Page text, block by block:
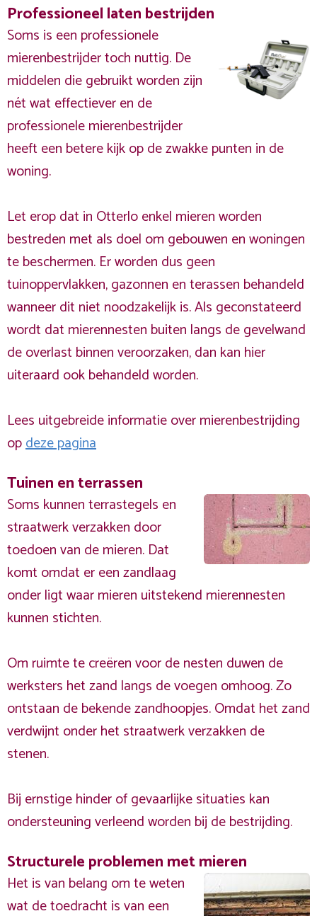
Professioneel laten bestrijden
Soms is een professionele
mierenbestrijder toch nuttig. De
middelen die gebruikt worden zijn
nét wat effectiever en de
professionele mierenbestrijder
heeft een betere kijk op de zwakke punten in de
woning.
Let erop dat in Otterlo enkel mieren worden
bestreden met als doel om gebouwen en woningen
te beschermen. Er worden dus geen
tuinoppervlakken, gazonnen en terassen behandeld
wanneer dit niet noodzakelijk is. Als geconstateerd
wordt dat mierennesten buiten langs de gevelwand
de overlast binnen veroorzaken, dan kan hier
uiteraard ook behandeld worden.
Lees uitgebreide informatie over mierenbestrijding
opdeze pagina
Tuinen en terrassen
Soms kunnen terrastegels en
straatwerk verzakken door
toedoen van de mieren. Dat
komt omdat er een zandlaag
onder ligt waar mieren uitstekend mierennesten
kunnen stichten.
Om ruimte te creëren voor de nesten duwen de
werksters het zand langs de voegen omhoog. Zo
ontstaan de bekende zandhoopjes. Omdat het zand
verdwijnt onder het straatwerk verzakken de
stenen.
Bij ernstige hinder of gevaarlijke situaties kan
ondersteuning verleend worden bij de bestrijding.
Structurele problemen met mieren
Het is van belang om te weten
wat de toedracht is van een